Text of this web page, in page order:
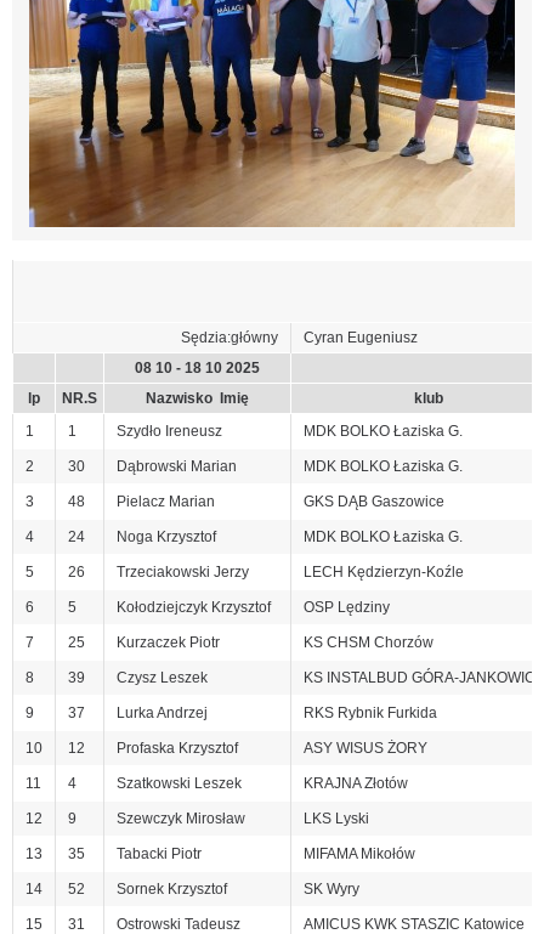
Sędzia:główny
Cyran Eugeniusz
08 10 - 18 10 2025
lp
NR.S Nazwisko Imię
klub
1
1 Szydło Ireneusz MDK BOLKO Łaziska G.
2 30 Dąbrowski Marian MDK BOLKO Łaziska G.
3 48 Pielacz Marian GKS DĄB Gaszowice
4 24 Noga Krzysztof MDK BOLKO Łaziska G.
5 26 Trzeciakowski Jerzy LECH Kędzierzyn-Koźle
6 5 Kołodziejczyk Krzysztof OSP Lędziny
7 25 Kurzaczek Piotr KS CHSM Chorzów
8 39 Czysz Leszek KS INSTALBUD GÓRA-JANKOWICE
9 37 Lurka Andrzej RKS Rybnik Furkida
10 12 Profaska Krzysztof ASY WISUS ŻORY
11 4 Szatkowski Leszek KRAJNA Złotów
12 9 Szewczyk Mirosław LKS Lyski
13 35 Tabacki Piotr MIFAMA Mikołów
14 52 Sornek Krzysztof SK Wyry
15 31 Ostrowski Tadeusz AMICUS KWK STASZIC Katowice